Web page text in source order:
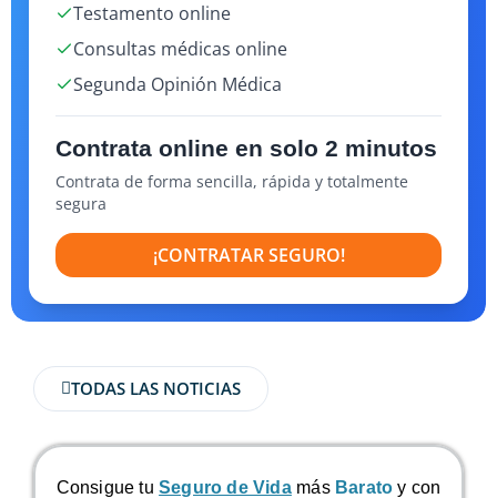
Testamento online
Consultas médicas online
Segunda Opinión Médica
Contrata online en solo 2 minutos
Contrata de forma sencilla, rápida y totalmente
segura
¡CONTRATAR SEGURO!
TODAS LAS NOTICIAS
Consigue tu Seguro de Vidamás Barato y con